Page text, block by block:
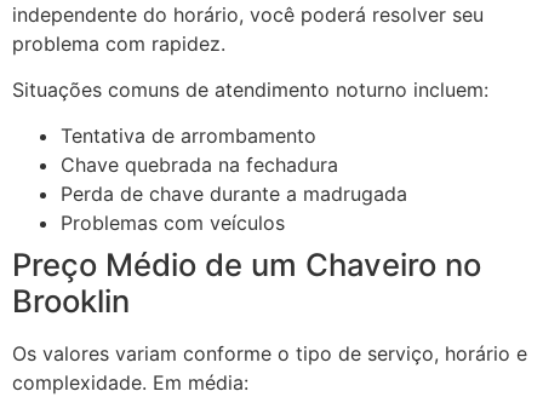
independente do horário, você poderá resolver seu
problema com rapidez.
Situações comuns de atendimento noturno incluem:
Tentativa de arrombamento
Chave quebrada na fechadura
Perda de chave durante a madrugada
Problemas com veículos
Preço Médio de um Chaveiro no
Brooklin
Os valores variam conforme o tipo de serviço, horário e
complexidade. Em média: